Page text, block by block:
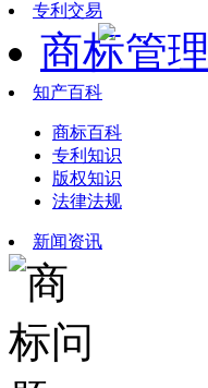
专利交易
商标管理
知产百科
商标百科
专利知识
版权知识
法律法规
新闻资讯